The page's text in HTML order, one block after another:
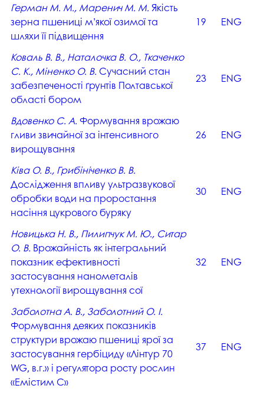
Герман М. М., Маренич М. М. Якість
зерна пшениці м’якої озимої та
шляхи її підвищення
19 ENG
Коваль В. В., Наталочка В. О., Ткаченко
С. К., Міненко О. В. Сучасний стан
забезпеченості ґрунтів Полтавської
області бором
23 ENG
Вдовенко С. А. Формування врожаю
гливи звичайної за інтенсивного
вирощування
26 ENG
Ківа О. В., Грибініченко В. В.
Дослідження впливу ультразвукової
обробки води на проростання
насіння цукрового буряку
30 ENG
Новицька Н. В., Пилипчук М. Ю., Ситар
О. В. Врожайність як інтегральний
показник ефективності
застосування нанометалів
утехнології вирощування сої
32 ENG
Заболотна А. В., Заболотний О. І.
Формування деяких показників
структури врожаю пшениці ярої за
застосування гербіциду «Лінтур 70
WG, в.г.» і регулятора росту рослин
«Емістим С»
37 ENG